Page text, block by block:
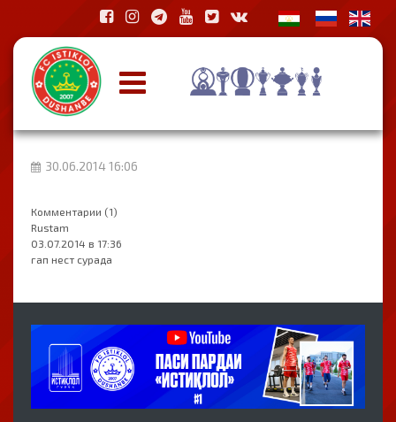
30.06.2014 16:06
Комментарии (1)
Rustam
03.07.2014 в 17:36
гап нест сурада